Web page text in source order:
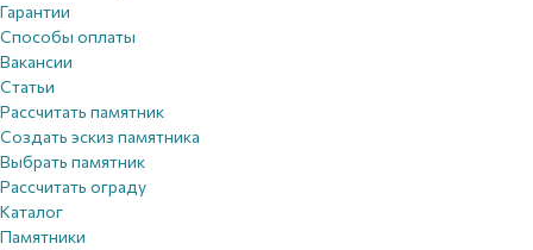
Гарантии
Способы оплаты
Вакансии
Статьи
Рассчитать памятник
Создать эскиз памятника
Выбрать памятник
Рассчитать ограду
Каталог
Памятники